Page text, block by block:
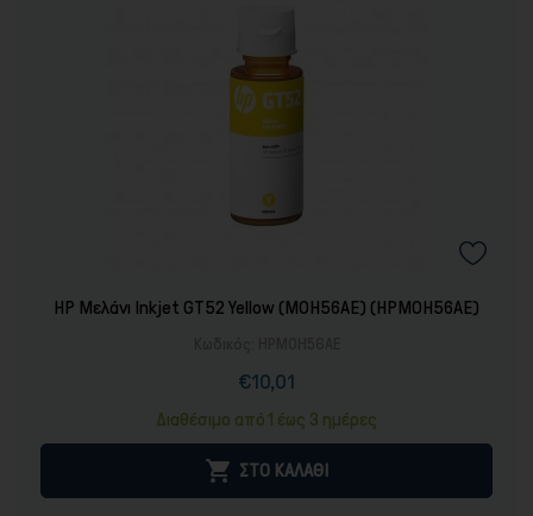
HP Μελάνι Inkjet GT52 Yellow (M0H56AE) (HPM0H56AE)
Τιμή
€10,01Κανονική
Διαθέσιμο από 1 έως 3 ημέρες
 ΣΤΟ ΚΑΛΑΘΙ